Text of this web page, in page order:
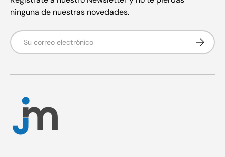
ninguna de nuestras novedades.
Correo electrónico